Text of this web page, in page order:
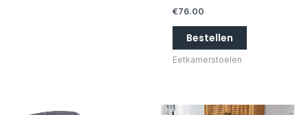
€76.00
Bestellen
Eetkamerstoelen